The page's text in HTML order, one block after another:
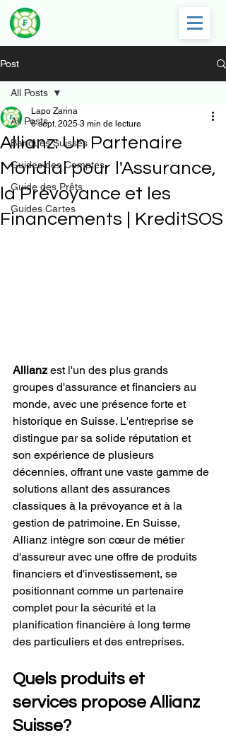
Post
All Posts
Banques Suisses
Guides des Comptes
Guide des Prêts
Guides Cartes
All Posts
Allianz: Un Partenaire
Mondial pour l'Assurance,
la Prévoyance et les
Financements | KreditSOS
Lapo Zarina
6 sept. 2025 3 min de lecture
Allianz est l'un des plus grands
groupes d'assurance et financiers au
monde, avec une présence forte et
historique en Suisse. L'entreprise se
distingue par sa solide réputation et
son expérience de plusieurs
décennies, offrant une vaste gamme de
solutions allant des assurances
classiques à la prévoyance et à la
gestion de patrimoine. En Suisse,
Allianz intègre son cœur de métier
d'assureur avec une offre de produits
financiers et d'investissement, se
positionnant comme un partenaire
complet pour la sécurité et la
planification financière à long terme
des particuliers et des entreprises.
Quels produits et
services propose Allianz
Suisse?